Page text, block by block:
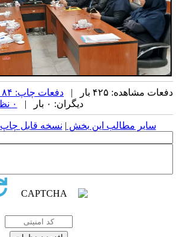
مشاهده: ۴۲۵ بار | دفعات چاپ: ۱۸۴ بار
دیگران: ۰ بار |
سایر مطالب این بخش | نسخه قابل چاپ|